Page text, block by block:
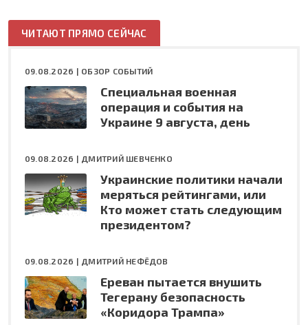
ЧИТАЮТ ПРЯМО СЕЙЧАС
09.08.2026 | ОБЗОР СОБЫТИЙ
Специальная военная
операция и события на
Украине 9 августа, день
09.08.2026 | ДМИТРИЙ ШЕВЧЕНКО
Украинские политики начали
меряться рейтингами, или
Кто может стать следующим
президентом?
09.08.2026 | ДМИТРИЙ НЕФЁДОВ
Ереван пытается внушить
Тегерану безопасность
«Коридора Трампа»